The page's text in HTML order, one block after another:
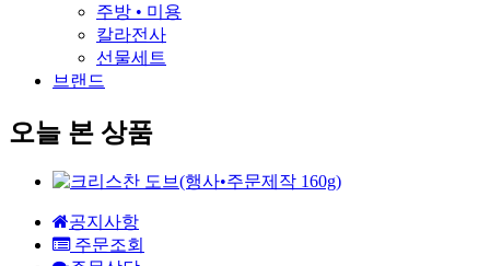
주방 • 미용
칼라전사
선물세트
브랜드
오늘 본 상품
공지사항
주문조회